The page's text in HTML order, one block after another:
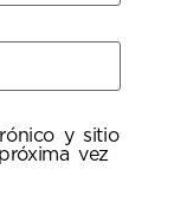
y sitio
vez